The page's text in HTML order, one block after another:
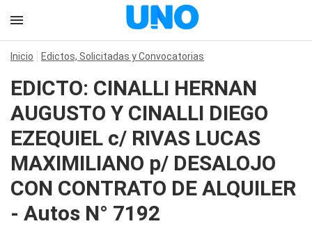
Inicio Edictos, Solicitadas y Convocatorias
EDICTO: CINALLI HERNAN
AUGUSTO Y CINALLI DIEGO
EZEQUIEL c/ RIVAS LUCAS
MAXIMILIANO p/ DESALOJO
CON CONTRATO DE ALQUILER
- Autos N° 7192